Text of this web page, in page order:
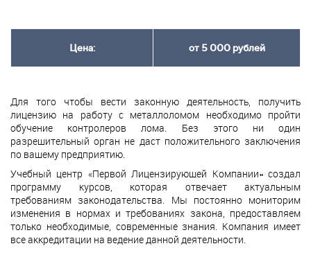
Цена: от 5 000 рублей
Для того чтобы вести законную деятельность, получить
лицензию на работу с металлоломом необходимо пройти
обучение контролеров лома. Без этого ни один
разрешительный орган не даст положительного заключения
по вашему предприятию.
Учебный центр «Первой Лицензирующей Компании» создал
программу курсов, которая отвечает актуальным
требованиям законодательства. Мы постоянно мониторим
изменения в нормах и требованиях закона, предоставляем
только необходимые, современные знания. Компания имеет
все аккредитации на ведение данной деятельности.